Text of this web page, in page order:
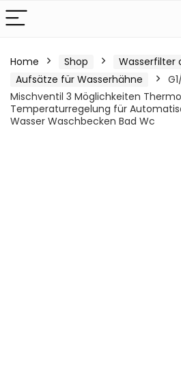
Home Shop
Wasserfilter
Aufsätze für Wasserhähne
Mischventil 3 Möglichkeiten
Temperaturregelung für
Wasser Waschbecken Bad Wc